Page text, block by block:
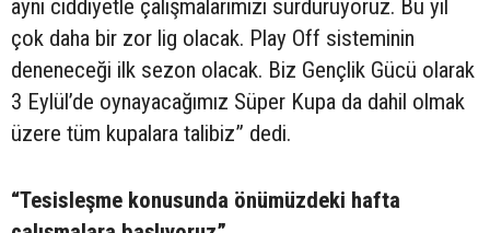
aynı ciddiyetle çalışmalarımızı sürdürüyoruz. Bu yıl
çok daha bir zor lig olacak. Play Off sisteminin
deneneceği ilk sezon olacak. Biz Gençlik Gücü olarak
3 Eylül’de oynayacağımız Süper Kupa da dahil olmak
üzere tüm kupalara talibiz” dedi.
“Tesisleşme konusunda önümüzdeki hafta